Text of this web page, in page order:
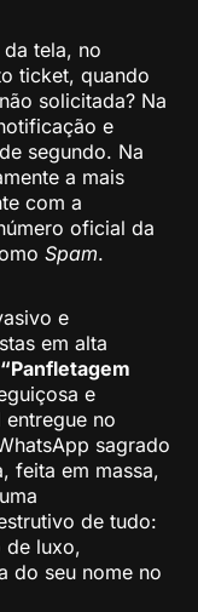
tela, no
ticket, quando
solicitada? Na
e
segundo. Na
a mais
com a
oficial da
Spam.
e
em alta
“Panfletagem
e
no
sagrado
feita em massa,
de tudo:
de luxo,
do seu nome no